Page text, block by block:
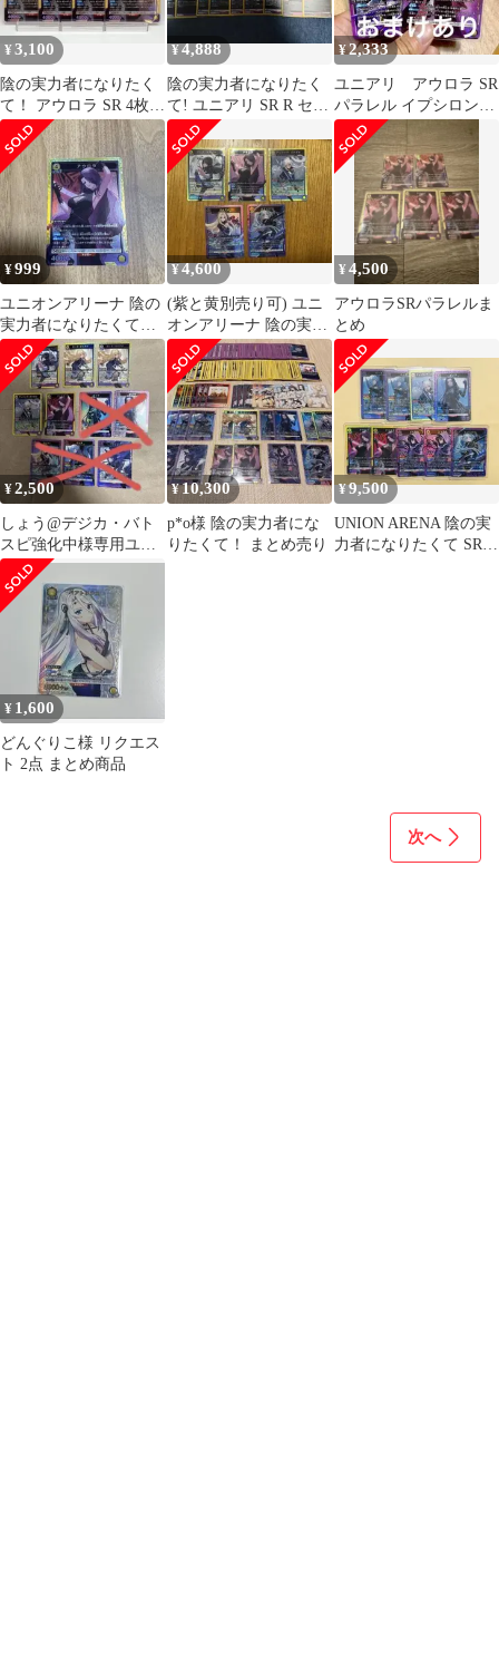
¥3,100
陰の実力者になりたく
て！ アウロラ SR 4枚
ユニオンアリーナ ユニ
アリ
¥4,888
陰の実力者になりたく
て! ユニアリ SR R セッ
ト ローズ アウロラ ク
レア
¥2,333
ユニアリ アウロラ SR
パラレル イプシロン
おまけ 陰の実力者
計3枚
¥999
ユニオンアリーナ 陰の
実力者になりたくて！
アウロラ SR
¥4,600
(紫と黄別売り可) ユニ
オンアリーナ 陰の実力
者になりたくて！ SR 5
枚セット
¥4,500
アウロラSRパラレルま
とめ
¥2,500
しょう@デジカ・バト
スピ強化中様専用ユニ
オンアリーナ 陰の実
力者になりたくて
¥ 10,300
p*o様 陰の実力者にな
りたくて！ まとめ売り
¥ 9,500
UNION ARENA 陰の実
力者になりたくて SRセ
¥ 1,600
どんぐりこ様 リクエス
ト 2点 まとめ商品
次へ